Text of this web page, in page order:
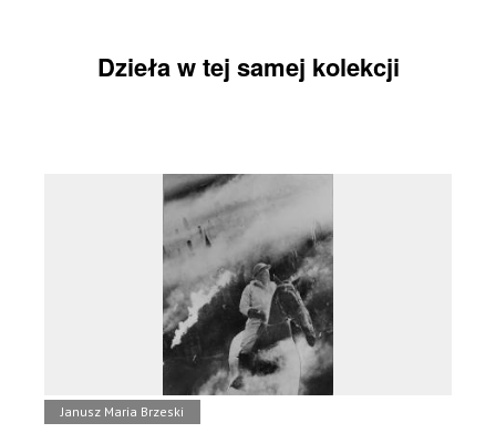
Dzieła w tej samej kolekcji
Janusz Maria Brzeski